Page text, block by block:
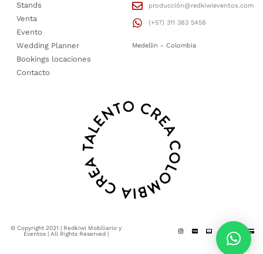
Stands
Venta
Evento
Wedding Planner
Bookings locaciones
Contacto
producción@redkiwieventos.com
(+57) 311 383 5458
Medellin - Colombia
© Copyright 2021 | Redkiwi Mobiliario y
Eventos | All Rights Reserved |